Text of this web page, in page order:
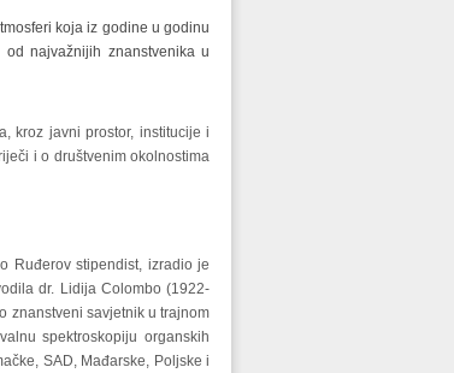
koja iz godine u godinu
najvažnijih znanstvenika u
kroz javni prostor, institucije i
i o društvenim okolnostima
Ruđerov stipendist, izradio je
dr. Lidija Colombo (1922-
znanstveni savjetnik u trajnom
spektroskopiju organskih
SAD, Mađarske, Poljske i